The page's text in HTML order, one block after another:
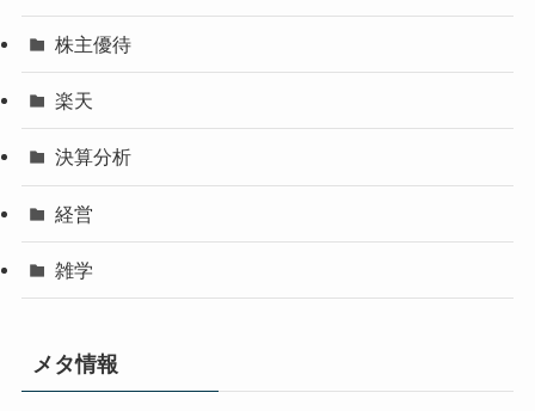
株主優待
楽天
決算分析
経営
雑学
メタ情報